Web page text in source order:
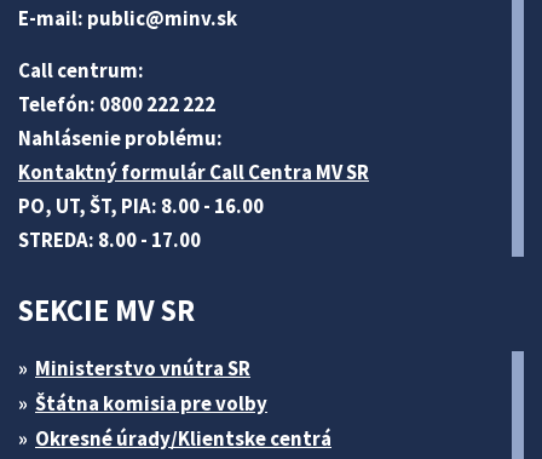
E-mail: public@minv.sk
Call centrum:
Telefón: 0800 222 222
Nahlásenie problému:
Kontaktný formulár Call Centra MV SR
PO, UT, ŠT, PIA: 8.00 - 16.00
STREDA: 8.00 - 17.00
SEKCIE MV SR
Ministerstvo vnútra SR
Štátna komisia pre volby
Okresné úrady/Klientske centrá